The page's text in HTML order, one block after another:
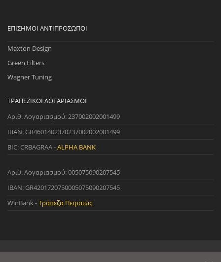
ΕΠΊΣΗΜΟΙ ΑΝΤΙΠΡΌΣΩΠΟΙ
Maxton Design
Green Filters
Wagner Tuning
ΤΡΑΠΕΖΙΚΟΊ ΛΟΓΑΡΙΑΣΜΟΊ
Αριθ. Λογαριασμού: 237002002001499
IBAN: GR4601402370237002002001499
BIC: CRBAGRAA -ALPHA BANK
Αριθ. Λογαριασμού: 005075090207545
IBAN: GR4201720750005075090207545
WinBank -Τράπεζα Πειραιώς
© 2022 StreetWare. All Rights Reserved. | Designed and Developedby